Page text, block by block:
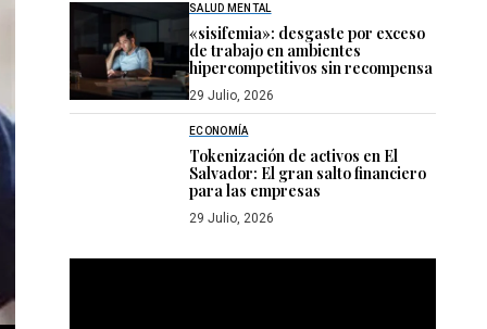
SALUD MENTAL
«sisifemia»: desgaste por exceso
de trabajo en ambientes
hipercompetitivos sin recompensa
29 Julio, 2026
ECONOMÍA
Tokenización de activos en El
Salvador: El gran salto financiero
para las empresas
29 Julio, 2026